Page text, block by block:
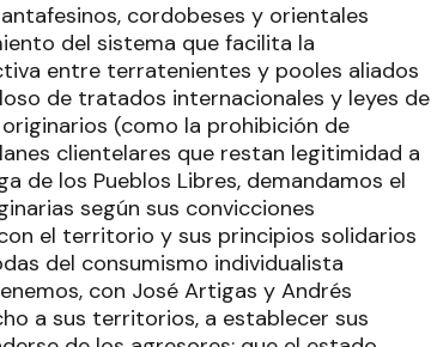
cordobeses y orientales
del sistema que facilita la
entre terratenientes y pooles aliados
de tratados internacionales y leyes de
(como la prohibición de
clientelares que restan legitimidad a
de los Pueblos Libres, demandamos el
según sus convicciones
el territorio y sus principios solidarios
del consumismo individualista
con José Artigas y Andrés
a sus territorios, a establecer sus